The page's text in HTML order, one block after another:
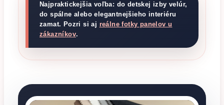
Najpraktickejšia voľba: do detskej izby velúr,
do spálne alebo elegantnejšieho interiéru
zamat. Pozri si aj reálne fotky panelov u
zákazníkov.